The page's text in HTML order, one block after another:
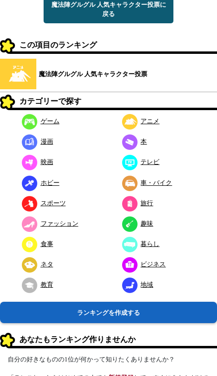
魔法陣グルグル 人気キャラクター投票に
戻る
この項目のランキング
魔法陣グルグル 人気キャラクター投票
カテゴリーで探す
ゲーム アニメ
漫画 本
映画 テレビ
ホビー 車・バイク
スポーツ 旅行
ファッション 趣味
食事 暮らし
ネタ ビジネス
教育 地域
ランキングを作成する
あなたもランキング作りませんか
自分の好きなものの1位が何かって知りたくありませんか？